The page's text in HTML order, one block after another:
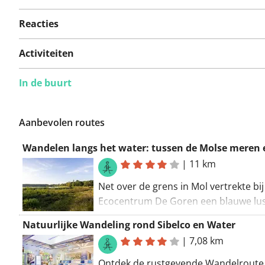
problemen op deze
Iets opgevallen op deze route?
Reacties
Activiteiten
In de buurt
Aanbevolen routes
| 11 km
Net over de grens in Mol vertrekte bij
Ecocentrum De Goren een blauwe
meteen het hart van de Kempense
waterwereld in trekt. De route belooft
vennen, heide, kanaal, landduinen en
moerasbossen. Je bevindt je hier in
Natuurlijke Wandeling rond Sibelco en Water
|7,08 km